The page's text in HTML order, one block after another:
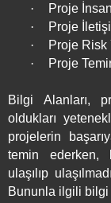
·
Proje
·
Proje
·
Proje Risk
·
Proje
Bilgi Alanları,
oldukları
projelerin
temin ederken,
ulaşılıp
Bununla ilgili bilgi